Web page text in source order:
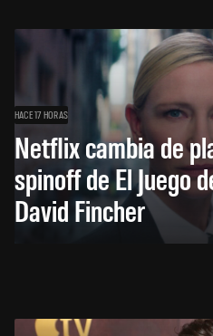
HACE 17 HORAS
Netflix cambia de
spinoff de El Juego
David Fincher